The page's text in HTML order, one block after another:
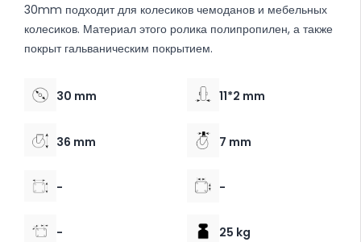
30mm подходит для колесиков чемоданов и мебельных
колесиков. Материал этого ролика полипропилен, а также
покрыт гальваническим покрытием.
30 mm 11*2 mm
36 mm 7 mm
- -
- 25 kg